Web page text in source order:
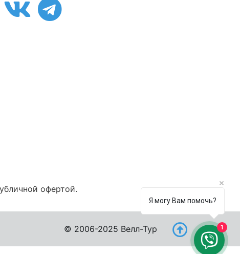
офертой.
© 2006-2025 Велл-Тур
Я могу Вам помочь?
1